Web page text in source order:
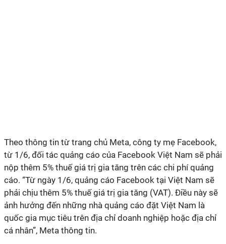
Theo thông tin từ trang chủ Meta, công ty mẹ Facebook,
từ 1/6, đối tác quảng cáo của Facebook Việt Nam sẽ phải
nộp thêm 5% thuế giá trị gia tăng trên các chi phí quảng
cáo. “Từ ngày 1/6, quảng cáo Facebook tại Việt Nam sẽ
phải chịu thêm 5% thuế giá trị gia tăng (VAT). Điều này sẽ
ảnh hưởng đến những nhà quảng cáo đặt Việt Nam là
quốc gia mục tiêu trên địa chỉ doanh nghiệp hoặc địa chỉ
cá nhân”, Meta thông tin.